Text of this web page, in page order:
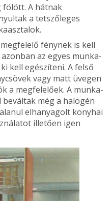
fölött. A hátnak
a tetszőleges
fénynek is kell
az egyes munka­
kell egészíteni. A felső
vagy matt üvegen
a megfelelőek. A munka­
még a halogén
elhanyagolt konyhai
illetően igen